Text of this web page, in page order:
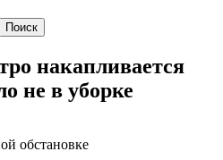
накапливается
не в уборке